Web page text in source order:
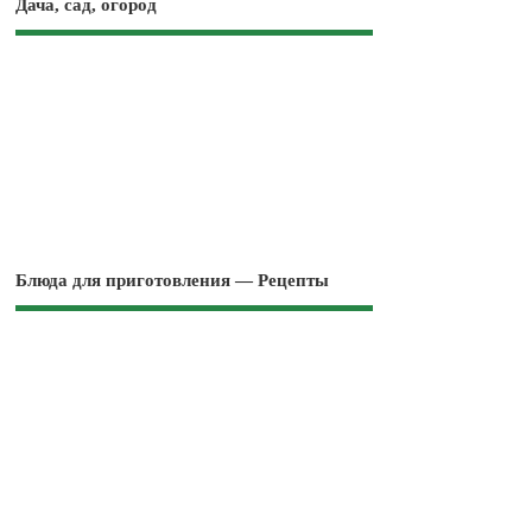
Дача, сад, огород
Блюда для приготовления — Рецепты